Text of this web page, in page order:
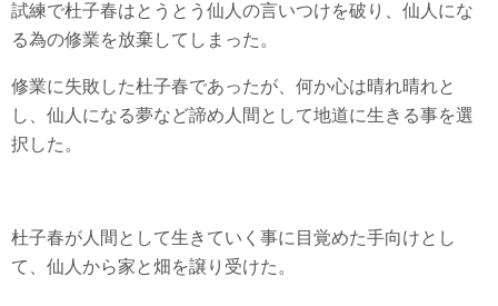
試練で杜子春はとうとう仙人の言いつけを破り、仙人にな
る為の修業を放棄してしまった。
修業に失敗した杜子春であったが、何か心は晴れ晴れと
し、仙人になる夢など諦め人間として地道に生きる事を選
択した。
杜子春が人間として生きていく事に目覚めた手向けとし
て、仙人から家と畑を譲り受けた。